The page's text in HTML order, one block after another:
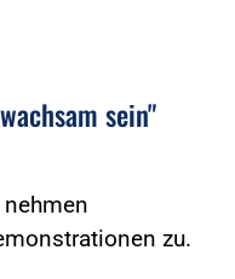
sein"
zu.